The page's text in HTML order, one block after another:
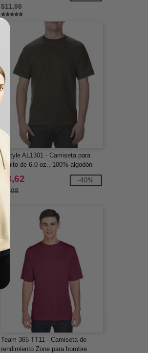
$11,98
Alstyle AL1301 - Camiseta para
adulto de 6.0 oz., 100% algodón
$3,62
$6,08
-40%
Team 365 TT11 - Camiseta de
rendimiento Zone para hombre